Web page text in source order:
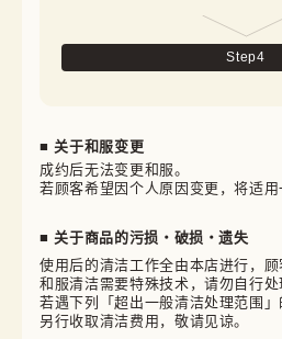
Step4
■ 关于和服变更
成约后无法变更和服。
若顾客希望因个人原因变更，将适用
■ 关于商品的污损・破损・遗失
使用后的清洁工作全由本店进行，顾
和服清洁需要特殊技术，请勿自行处
若遇下列「超出一般清洁处理范围
另行收取清洁费用，敬请见谅。